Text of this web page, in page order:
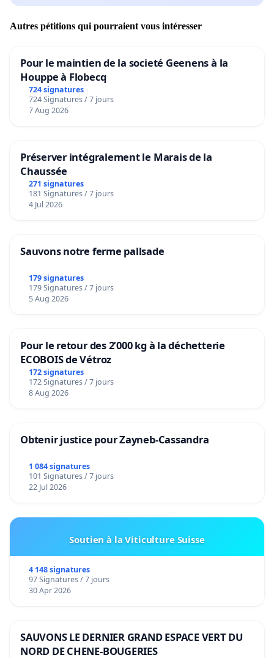
Autres pétitions qui pourraient vous intéresser
Pour le maintien de la societé Geenens à la
Houppe à Flobecq
724 signatures
724 Signatures / 7 jours
7 Aug 2026
Préserver intégralement le Marais de la
Chaussée
271 signatures
181 Signatures / 7 jours
4 Jul 2026
Sauvons notre ferme pallsade
179 signatures
179 Signatures / 7 jours
5 Aug 2026
Pour le retour des 2’000 kg à la déchetterie
ECOBOIS de Vétroz
172 signatures
172 Signatures / 7 jours
8 Aug 2026
Obtenir justice pour Zayneb-Cassandra
1 084 signatures
101 Signatures / 7 jours
22 Jul 2026
Soutien à la Viticulture Suisse
4 148 signatures
97 Signatures / 7 jours
30 Apr 2026
SAUVONS LE DERNIER GRAND ESPACE VERT DU
NORD DE CHENE-BOUGERIES